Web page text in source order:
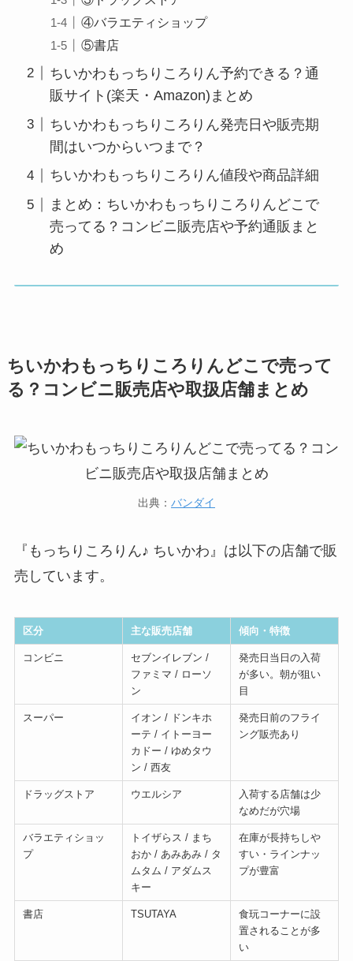
④バラエティショップ
⑤書店
ちいかわもっちりころりん予約できる？通
販サイト(楽天・Amazon)まとめ
ちいかわもっちりころりん発売日や販売期
間はいつからいつまで？
ちいかわもっちりころりん値段や商品詳細
まとめ：ちいかわもっちりころりんどこで
売ってる？コンビニ販売店や予約通販まと
め
ちいかわもっちりころりんどこで売って
る？コンビニ販売店や取扱店舗まとめ
出典： バンダイ
『もっちりころりん♪ ちいかわ』は以下の店舗で販
売しています。
区分 主な販売店舗 傾向・特徴
コンビニ
セブンイレブン /
ファミマ / ローソ
ン
発売日当日の入荷
が多い。朝が狙い
目
スーパー
イオン / ドンキホ
ーテ / イトーヨー
カドー / ゆめタウ
ン / 西友
発売日前のフライ
ング販売あり
ドラッグストア ウエルシア
入荷する店舗は少
なめだが穴場
バラエティショッ
プ
トイザらス / まち
おか / あみあみ / タ
ムタム / アダムス
キー
在庫が長持ちしや
すい・ラインナッ
プが豊富
書店 TSUTAYA
食玩コーナーに設
置されることが多
い